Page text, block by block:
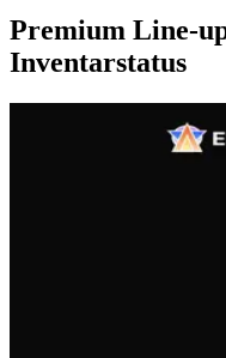
Premium Line-
Inventarstatus